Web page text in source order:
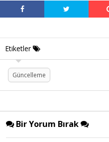
Etiketler
Güncelleme
Bir Yorum Bırak